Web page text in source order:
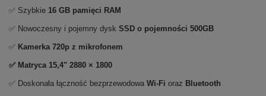
✅ Szybkie 16 GB pamięci RAM
✅ Nowoczesny i pojemny dysk SSD o pojemności 500GB
✅ Kamerka 720p z mikrofonem
✅ Matryca 15,4" 2880 × 1800
✅ Doskonała łączność bezprzewodowa Wi-Fi oraz Bluetooth